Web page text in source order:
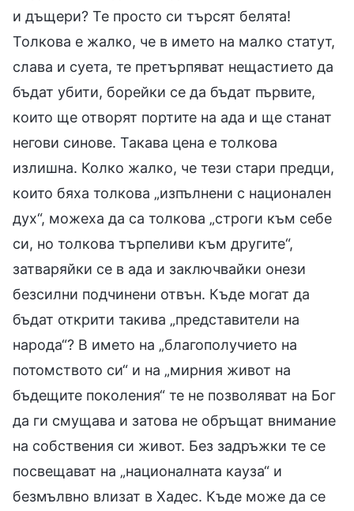
и дъщери? Те просто си търсят белята!
Толкова е жалко, че в името на малко статут,
слава и суета, те претърпяват нещастието да
бъдат убити, борейки се да бъдат първите,
които ще отворят портите на ада и ще станат
негови синове. Такава цена е толкова
излишна. Колко жалко, че тези стари предци,
които бяха толкова „изпълнени с национален
дух“, можеха да са толкова „строги към себе
си, но толкова търпеливи към другите“,
затваряйки се в ада и заключвайки онези
безсилни подчинени отвън. Къде могат да
бъдат открити такива „представители на
народа“? В името на „благополучието на
потомството си“ и на „мирния живот на
бъдещите поколения“ те не позволяват на Бог
да ги смущава и затова не обръщат внимание
на собствения си живот. Без задръжки те се
посвещават на „националната кауза“ и
безмълвно влизат в Хадес. Къде може да се